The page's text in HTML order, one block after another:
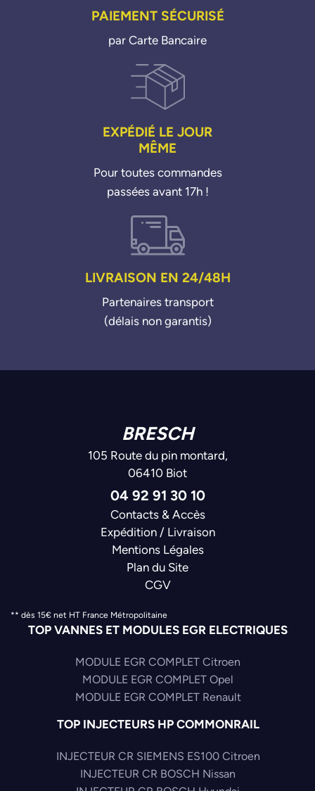
PAIEMENT SÉCURISÉ
par Carte Bancaire
EXPÉDIÉ LE JOUR
MÊME
Pour toutes commandes
passées avant 17h !
LIVRAISON EN 24/48H
Partenaires transport
(délais non garantis)
BRESCH
105 Route du pin montard,
06410 Biot
04 92 91 30 10
Contacts & Accès
Expédition / Livraison
Mentions Légales
Plan du Site
CGV
** dès 15€ net HT France Métropolitaine
TOP VANNES ET MODULES EGR ELECTRIQUES
MODULE EGR COMPLET Citroen
MODULE EGR COMPLET Opel
MODULE EGR COMPLET Renault
TOP INJECTEURS HP COMMONRAIL
INJECTEUR CR SIEMENS ES100 Citroen
INJECTEUR CR BOSCH Nissan